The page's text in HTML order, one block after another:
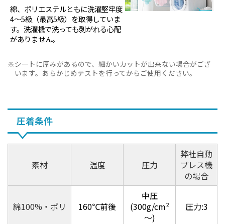
綿、ポリエステルともに洗濯堅牢度
4～5級（最高5級）を取得していま
す。洗濯機で洗っても剥がれる心配
がありません。
シートに厚みがあるので、細かいカットが出来ない場合がござ
います。あらかじめテストを行ってからご使用ください。
圧着条件
素材 温度 圧力
弊社自動
プレス機
の場合
綿100%・ポリ 160℃前後
中圧
(300g/cm²
～)
圧力:3